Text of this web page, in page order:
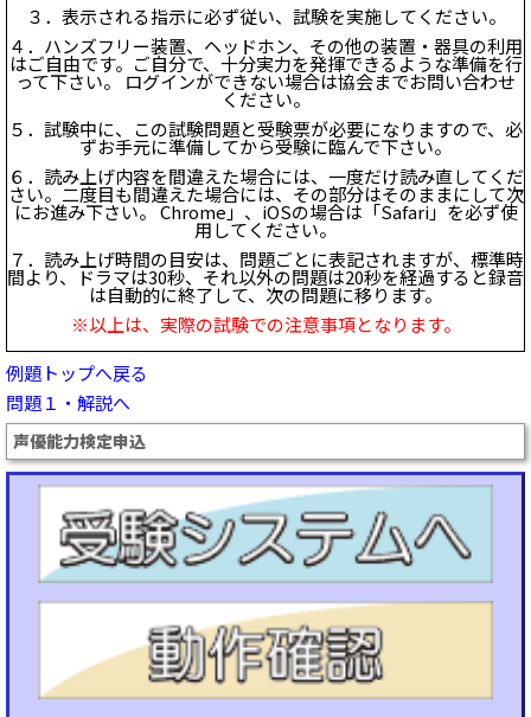
３．表示される指示に必ず従い、試験を実施してください。
４．ハンズフリー装置、ヘッドホン、その他の装置・器具の利用
はご自由です。ご自分で、十分実力を発揮できるような準備を行
って下さい。 ログインができない場合は協会までお問い合わせ
ください。
５．試験中に、この試験問題と受験票が必要になりますので、必
ずお手元に準備してから受験に臨んで下さい。
６．読み上げ内容を間違えた場合には、一度だけ読み直してくだ
さい。二度目も間違えた場合には、その部分はそのままにして次
にお進み下さい。 Chrome」、iOSの場合は「Safari」を必ず使
用してください。
７．読み上げ時間の目安は、問題ごとに表記されますが、標準時
間より、ドラマは30秒、それ以外の問題は20秒を経過すると録音
は自動的に終了して、次の問題に移ります。
※以上は、実際の試験での注意事項となります。
例題トップへ戻る
問題１・解説へ
声優能力検定申込